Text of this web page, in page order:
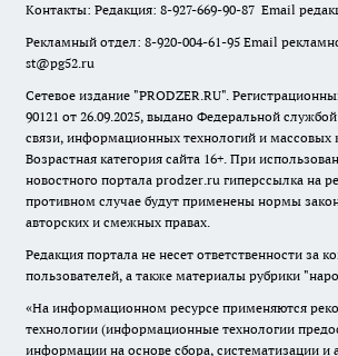
Контакты: Редакция: 8-927-669-90-87 Email
Рекламный отдел: 8-920-004-61-95 Email
st@pg52.ru
Сетевое издание "PRODZER.RU".
90121 от 26.09.2025, выдано Федеральной
связи, информационных технологий и массовых
Возрастная категория сайта 16+. При
новостного портала prodzer.ru гиперссылка на
противном случае будут применены нормы
авторских и смежных правах.
Редакция портала не несет ответственности за
пользователей, а также материалы рубрики
«На информационном ресурсе применяются
технологии (информационные технологии
информации на основе сбора, систематизации и